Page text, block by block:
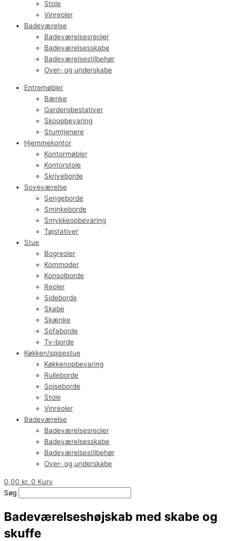
Stole
Vinreoler
Badeværelse
Badeværelsesreoler
Badeværelsesskabe
Badeværelsestilbehør
Over- og underskabe
Entremøbler
Bænke
Garderobestativer
Skoopbevaring
Stumtjenere
Hjemmekontor
Kontormøbler
Kontorstole
Skriveborde
Soveværelse
Sengeborde
Sminkeborde
Smykkeopbevaring
Tøjstativer
Stue
Bogreoler
Kommoder
Konsolborde
Reoler
Sideborde
Skabe
Skænke
Sofaborde
Tv-borde
Køkken/spisestue
Køkkenopbevaring
Rulleborde
Spiseborde
Stole
Vinreoler
Badeværelse
Badeværelsesreoler
Badeværelsesskabe
Badeværelsestilbehør
Over- og underskabe
0,00 kr. 0 Kurv
Søg
Badeværelseshøjskab med skabe og
skuffe